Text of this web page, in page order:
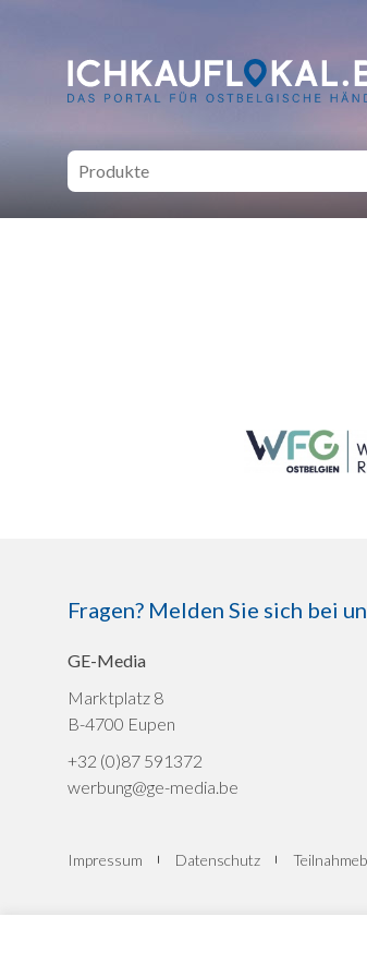
ich kauf lokal - Bei
Fragen? Melden Sie sich bei
GE-Media
Marktplatz 8
B-4700 Eupen
+32 (0)87 591372
werbung@ge-media.be
Impressum Datenschutz